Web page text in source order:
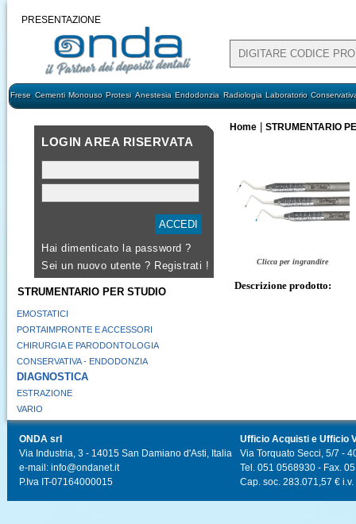
PRESENTAZIONE
Frese Cementi Monouso Protesi Anestesia Endodonzia Radiologia Laboratorio
LOGIN AREA RISERVATA
Hai dimenticato la password ?
Sei un nuovo utente ? Registrati !
STRUMENTARIO PER STUDIO
EMOSTATICI
PORTAIMPRONTE E ACCESSORI
CHIRURGIA E PARODONTOLOGIA
CONSERVATIVA - ENDODONZIA
DIAGNOSTICA
ESTRAZIONE
VARIO
Home STRUMENTARIO
Clicca per ingrandire
Descrizione prodotto:
ONDA srl
Via Industria, 3 - 14015 San Damiano d'Asti, Italia
e-mail: info@ondanet.it
P.Iva IT-07164000015
Ufficio Acquisti e Ufficio
Via Torquato Secci, 5/7 -
Tel. 051 0568930 - Fax.
Cap. soc. 283.071,57 € i.v.